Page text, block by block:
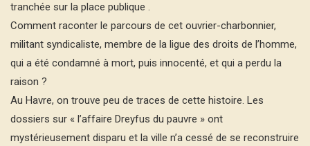
tranchée sur la place publique .
Comment raconter le parcours de cet ouvrier-charbonnier,
militant syndicaliste, membre de la ligue des droits de l’homme,
qui a été condamné à mort, puis innocenté, et qui a perdu la
raison ?
Au Havre, on trouve peu de traces de cette histoire. Les
dossiers sur « l’affaire Dreyfus du pauvre » ont
mystérieusement disparu et la ville n’a cessé de se reconstruire